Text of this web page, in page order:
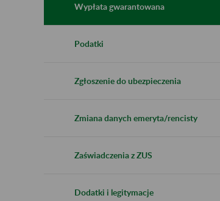
Wypłata gwarantowana
Podatki
Zgłoszenie do ubezpieczenia
Zmiana danych emeryta/rencisty
Zaświadczenia z ZUS
Dodatki i legitymacje